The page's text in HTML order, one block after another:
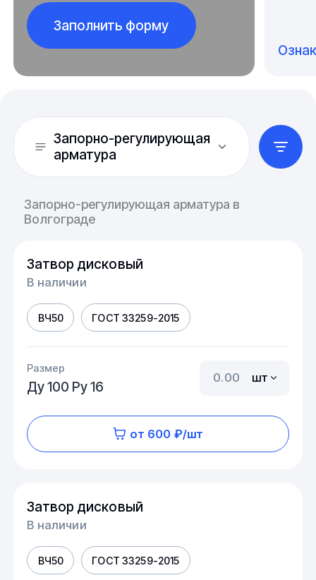
Заполнить форму
Запорно-регулирующая
арматура
Запорно-регулирующая арматура в
Волгограде
Затвор дисковый
В наличии
ВЧ50 ГОСТ 33259-2015
Размер
Ду 100 Ру 16
шт
от 600 ₽/шт
Затвор дисковый
В наличии
ВЧ50 ГОСТ 33259-2015